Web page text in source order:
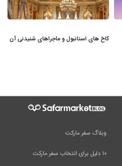
کاخ های استانبول و ماجراهای شنیدنی آن
وبلاگ سفر مارکت
۱۰ دلیل برای انتخاب سفر مارکت